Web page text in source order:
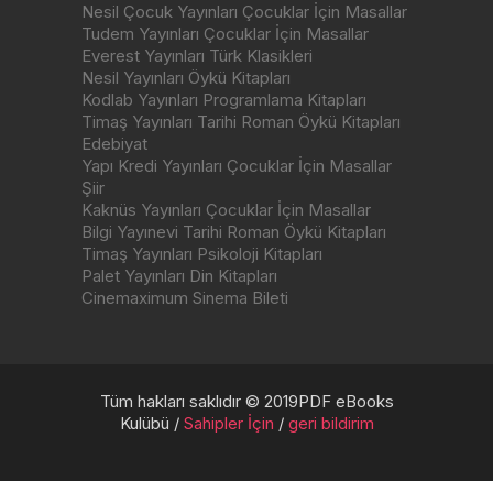
Nesil Çocuk Yayınları Çocuklar İçin Masallar
Tudem Yayınları Çocuklar İçin Masallar
Everest Yayınları Türk Klasikleri
Nesil Yayınları Öykü Kitapları
Kodlab Yayınları Programlama Kitapları
Timaş Yayınları Tarihi Roman Öykü Kitapları
Edebiyat
Yapı Kredi Yayınları Çocuklar İçin Masallar
Şiir
Kaknüs Yayınları Çocuklar İçin Masallar
Bilgi Yayınevi Tarihi Roman Öykü Kitapları
Timaş Yayınları Psikoloji Kitapları
Palet Yayınları Din Kitapları
Cinemaximum Sinema Bileti
Tüm hakları saklıdır © 2019PDF eBooks
Kulübü / Sahipler İçin / geri bildirim